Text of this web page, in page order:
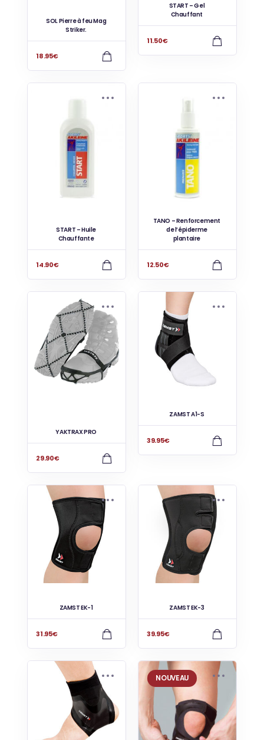
SOL Pierre à feu Mag
Striker.
18.95€
START – Gel
Chauffant
11.50€
START – Huile
Chauffante
14.90€
TANO – Renforcement
de l’épiderme
plantaire
12.50€
YAKTRAX PRO
29.90€
ZAMST A1-S
39.95€
ZAMST EK-1
31.95€
ZAMST EK-3
39.95€
NOUVEAU